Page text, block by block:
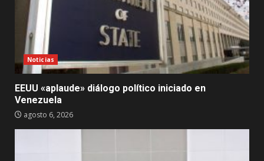
Noticias
EEUU «aplaude» diálogo político iniciado en
Venezuela
agosto 6, 2026